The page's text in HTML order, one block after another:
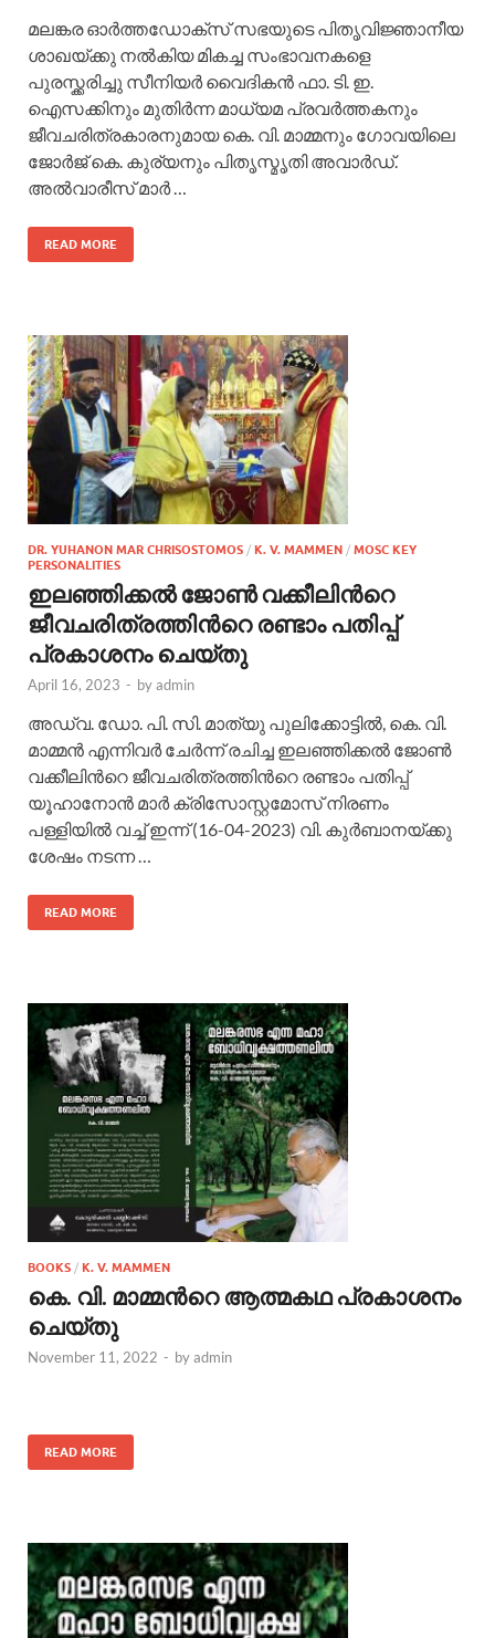
മലങ്കര ഓര്‍ത്തഡോക്സ് സഭയുടെ പിതൃവിജ്ഞാനീയ
ശാഖയ്ക്കു നല്‍കിയ മികച്ച സംഭാവനകളെ
പുരസ്ക്കരിച്ചു സീനിയര്‍ വൈദികന്‍ ഫാ. ടി. ഇ.
ഐസക്കിനും മുതിര്‍ന്ന മാധ്യമ പ്രവര്‍ത്തകനും
ജീവചരിത്രകാരനുമായ കെ. വി. മാമ്മനും ഗോവയിലെ
ജോര്‍ജ് കെ. കുര്യനും പിതൃസ്മൃതി അവാര്‍ഡ്.
അല്‍വാരീസ് മാര്‍ …
READ MORE
DR. YUHANON MAR CHRISOSTOMOS / K. V. MAMMEN / MOSC KEY
PERSONALITIES
ഇലഞ്ഞിക്കല്‍ ജോണ്‍ വക്കീലിന്‍റെ
ജീവചരിത്രത്തിന്‍റെ രണ്ടാം പതിപ്പ്
പ്രകാശനം ചെയ്തു
April 16, 2023 - byadmin
അഡ്വ. ഡോ. പി. സി. മാത്യു പുലിക്കോട്ടില്‍, കെ. വി.
മാമ്മന്‍ എന്നിവര്‍ ചേര്‍ന്ന് രചിച്ച ഇലഞ്ഞിക്കല്‍ ജോണ്‍
വക്കീലിന്‍റെ ജീവചരിത്രത്തിന്‍റെ രണ്ടാം പതിപ്പ്
യൂഹാനോന്‍ മാര്‍ ക്രിസോസ്റ്റമോസ് നിരണം
പള്ളിയില്‍ വച്ച് ഇന്ന് (16-04-2023) വി. കുര്‍ബാനയ്ക്കു
ശേഷം നടന്ന …
READ MORE
BOOKS / K. V. MAMMEN
കെ. വി. മാമ്മന്‍റെ ആത്മകഥ പ്രകാശനം
ചെയ്തു
November 11, 2022 - byadmin
READ MORE